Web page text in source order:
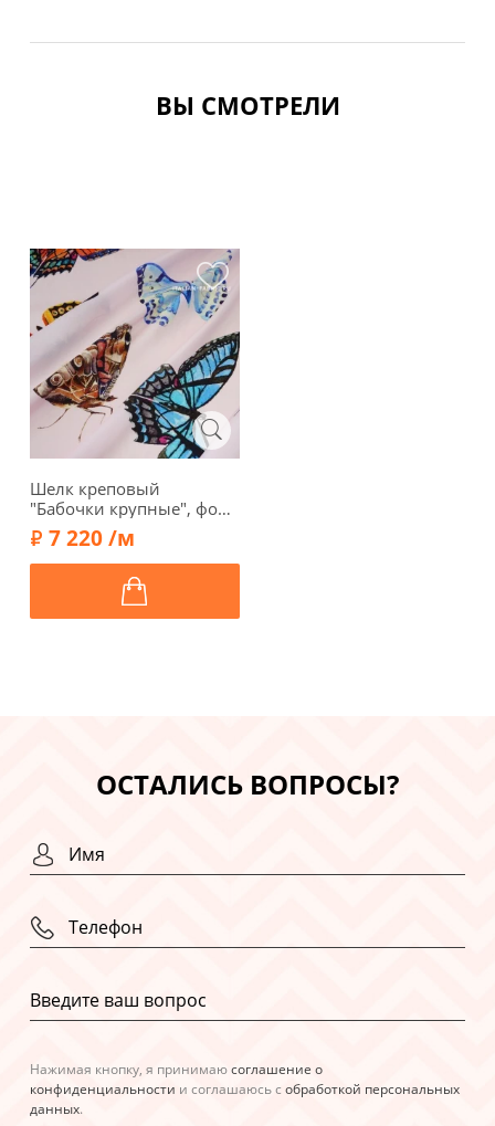
ВЫ СМОТРЕЛИ
Шелк креповый
"Бабочки крупные", фон
розовый, 16342-2
7 220 /м
ОСТАЛИСЬ ВОПРОСЫ?
Нажимая кнопку, я принимаюсоглашение о
конфиденциальности и соглашаюсь с обработкой персональных
данных.